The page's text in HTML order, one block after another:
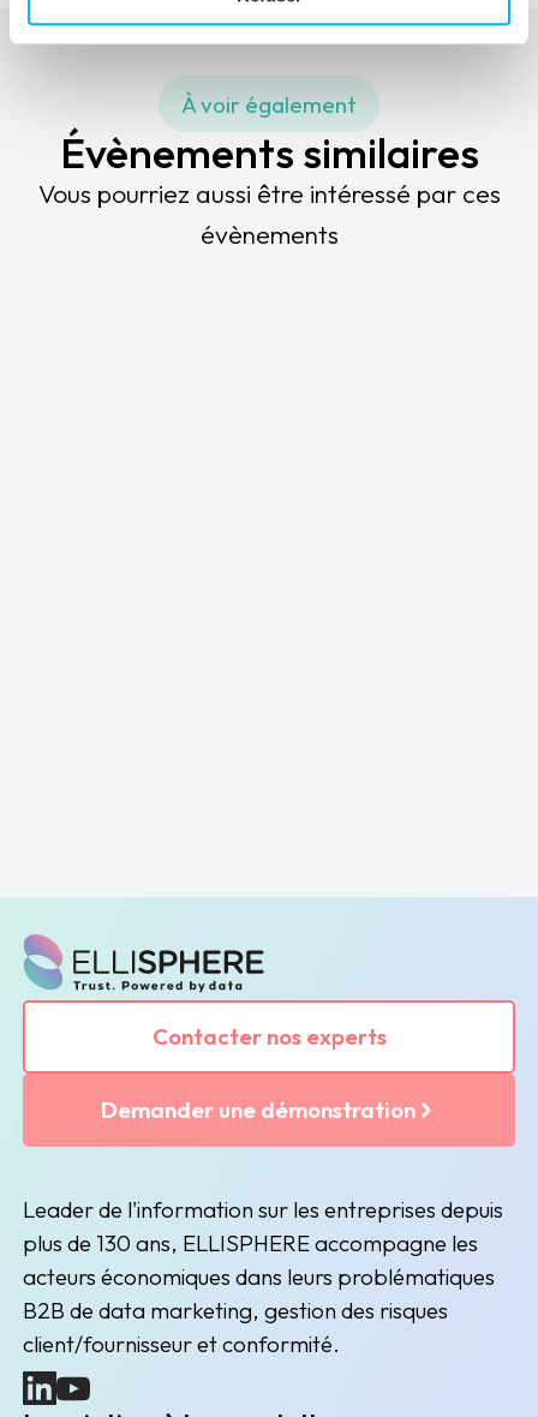
À voir également
Évènements similaires
Vous pourriez aussi être intéressé par ces
évènements
Contacter nos experts
Demander une démonstration
Leader de l'information sur les entreprises depuis
plus de 130 ans, ELLISPHERE accompagne les
acteurs économiques dans leurs problématiques
B2B de data marketing, gestion des risques
client/fournisseur et conformité.
(nouvelle fenêtre)
(nouvelle fenêtre)